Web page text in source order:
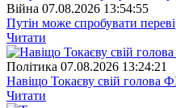
Війна 07.08.2026 13:54:55
Путін може спробувати
Читати
Полiтика 07.08.2026 13:24:21
Навіщо Токаєву свій голова
Читати